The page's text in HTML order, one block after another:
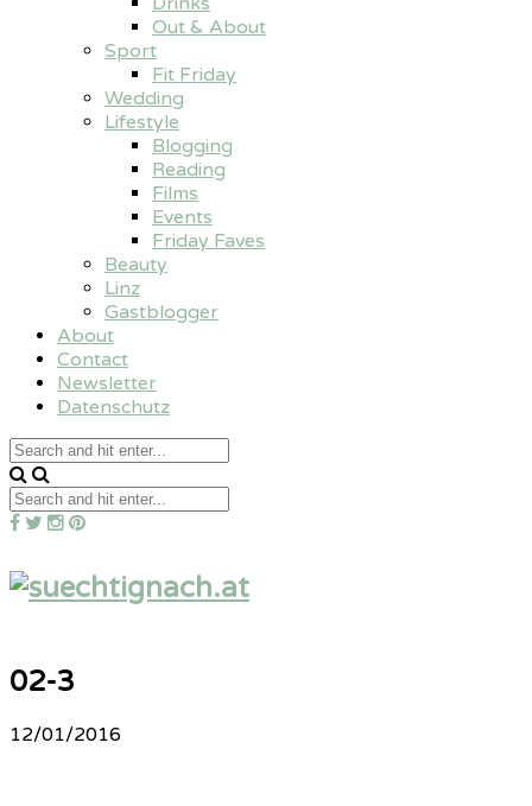
Out & About
Sport
Fit Friday
Wedding
Lifestyle
Blogging
Reading
Films
Events
Friday Faves
Beauty
Linz
Gastblogger
About
Contact
Newsletter
Datenschutz
02-3
12/01/2016